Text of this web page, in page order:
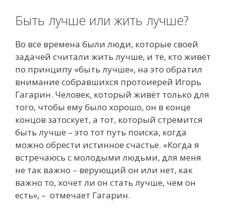
Быть лучше или жить лучше?
Во все времена были люди, которые своей
задачей считали жить лучше, и те, кто живёт
по принципу «быть лучше», на это обратил
внимание собравшихся протоиерей Игорь
Гагарин. Человек, который живёт только для
того, чтобы ему было хорошо, он в конце
концов затоскует, а тот, который стремится
быть лучше – это тот путь поиска, когда
можно обрести истинное счастье. «Когда я
встречаюсь с молодыми людьми, для меня
не так важно – верующий он или нет, как
важно то, хочет ли он стать лучше, чем он
есть», – отмечает Гагарин.